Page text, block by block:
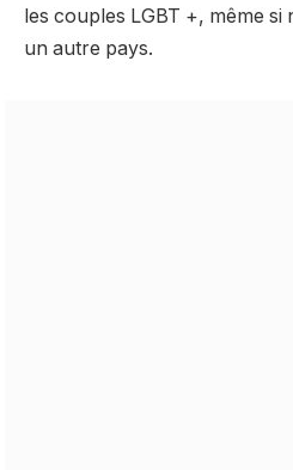
les couples LGBT +, même si
un autre pays.